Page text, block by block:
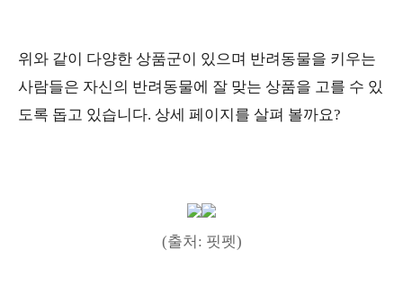
위와 같이 다양한 상품군이 있으며 반려동물을 키우는
사람들은 자신의 반려동물에 잘 맞는 상품을 고를 수 있
도록 돕고 있습니다. 상세 페이지를 살펴 볼까요?
(출처: 핏펫)